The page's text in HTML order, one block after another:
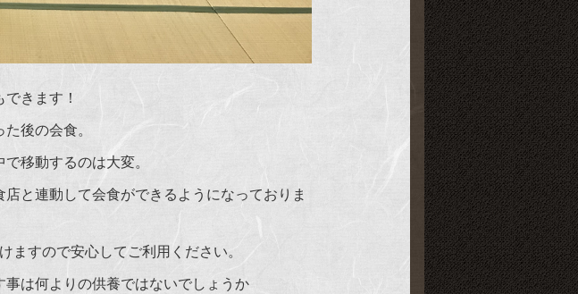
きます！
後の会食。
移動するのは大変。
と連動して会食ができるようになっておりま
ますので安心してご利用ください。
は何よりの供養ではないでしょうか